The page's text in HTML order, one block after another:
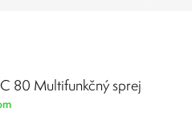
80 Multifunkčný sprej